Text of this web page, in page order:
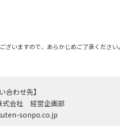
ざいますので、あらかじめご了承ください
合わせ先】
式会社 経営企画部
sonpo.co.jp